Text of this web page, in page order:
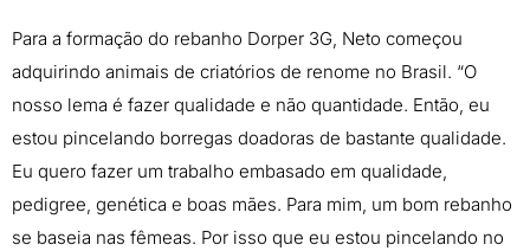
Para a formação do rebanho Dorper 3G, Neto começou
adquirindo animais de criatórios de renome no Brasil. “O
nosso lema é fazer qualidade e não quantidade. Então, eu
estou pincelando borregas doadoras de bastante qualidade.
Eu quero fazer um trabalho embasado em qualidade,
pedigree, genética e boas mães. Para mim, um bom rebanho
se baseia nas fêmeas. Por isso que eu estou pincelando no